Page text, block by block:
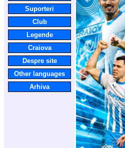
Suporteri
Club
Legende
Craiova
Despre site
Other languages
Arhiva